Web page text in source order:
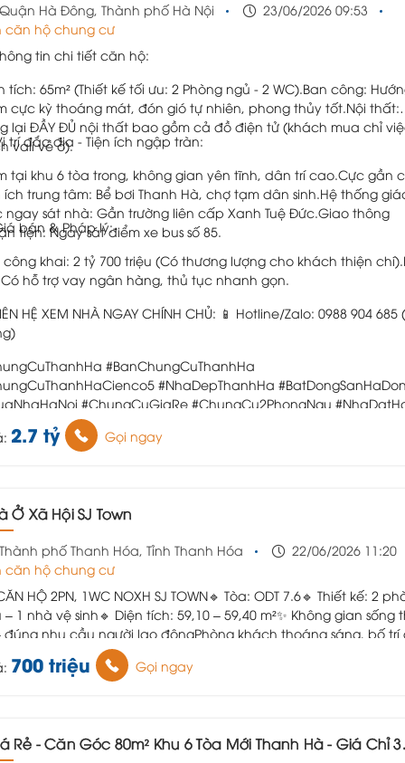
Quận Hà Đông, Thành phố Hà Nội
23/06/2026 09:53
căn hộ chung cư
tin chi tiết căn hộ:
tích: 65m² (Thiết kế tối ưu: 2 Phòng ngủ - 2 WC).Ban công:
cực kỳ thoáng mát, đón gió tự nhiên, phong thủy tốt.Nội thất:
lại ĐẦY ĐỦ nội thất bao gồm cả đồ điện tử (khách mua chỉ
vali về ở).
trí đắc địa - Tiện ích ngập tràn:
tại khu 6 tòa trong, không gian yên tĩnh, dân trí cao.Cực gần
ích trung tâm: Bể bơi Thanh Hà, chợ tạm dân sinh.Hệ thống
ngay sát nhà: Gần trường liên cấp Xanh Tuệ Đức.Giao thông
tiện: Ngay sát điểm xe bus số 85.
bán & Pháp lý:
công khai: 2 tỷ 700 triệu (Có thương lượng cho khách thiện
hỗ trợ vay ngân hàng, thủ tục nhanh gọn.
HỆ XEM NHÀ NGAY CHÍNH CHỦ: 📱 Hotline/Zalo: 0988 904 685
#BanChungCuThanhHa
#NhaDepThanhHa
#ChungCuGiaRe #ChungCu2PhongNgu
2.7 tỷ Gọi ngay
Ở Xã Hội SJ Town
Thành phố Thanh Hóa, Tỉnh Thanh Hóa
22/06/2026 11:20
căn hộ chung cư
HỘ 2PN, 1WC NOXH SJ TOWN🔹 Tòa: ODT 7.6🔹 Thiết kế: 2
– 1 nhà vệ sinh🔹 Diện tích: 59,10 – 59,40 m²✨ Không gian sống
đúng nhu cầu người lao độngPhòng khách thoáng sáng, bố trí
đủ chỗ sinh hoạt chung cho cả gia đình. Khu bếp – bàn ăn
tiện nấu nướng, tiết kiệm diện tích
NOXH một cách chính xác và đơn giản nhất
700 triệu Gọi ngay
Rẻ - Căn Góc 80m² Khu 6 Tòa Mới Thanh Hà - Giá Chỉ 3.5